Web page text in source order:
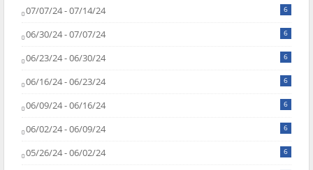
07/07/24 - 07/14/24 6
06/30/24 - 07/07/24 6
06/23/24 - 06/30/24 6
06/16/24 - 06/23/24 6
06/09/24 - 06/16/24 6
06/02/24 - 06/09/24 6
05/26/24 - 06/02/24 6